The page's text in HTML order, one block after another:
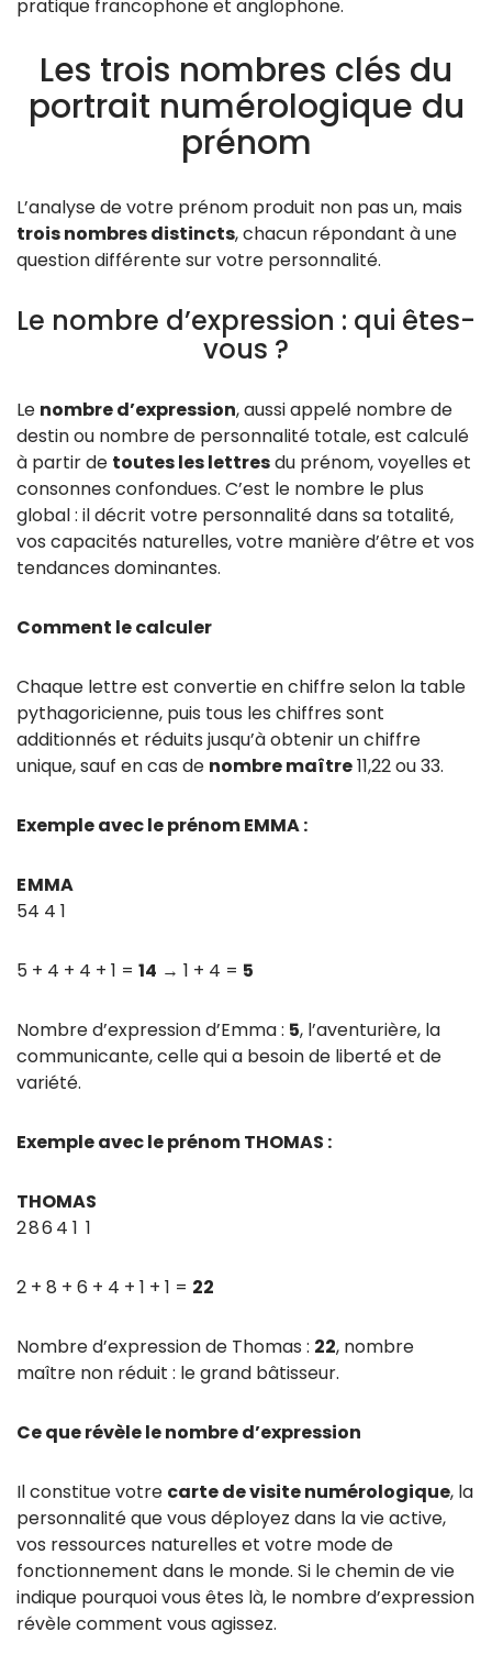
pratique francophone et anglophone.
Les trois nombres clés du
portrait numérologique du
prénom
L’analyse de votre prénom produit non pas un, mais
trois nombres distincts, chacun répondant à une
question différente sur votre personnalité.
Le nombre d’expression : qui êtes-
vous ?
Le nombre d’expression, aussi appelé nombre de
destin ou nombre de personnalité totale, est calculé
à partir de toutes les lettresdu prénom, voyelles et
consonnes confondues. C’est le nombre le plus
global : il décrit votre personnalité dans sa totalité,
vos capacités naturelles, votre manière d’être et vos
tendances dominantes.
Comment le calculer
Chaque lettre est convertie en chiffre selon la table
pythagoricienne, puis tous les chiffres sont
additionnés et réduits jusqu’à obtenir un chiffre
unique, sauf en cas de nombre maître11,22 ou 33.
Exemple avec le prénom EMMA :
EMMA
54 4 1
5 + 4 + 4 + 1 = 14 → 1 + 4 = 5
Nombre d’expression d’Emma : 5, l’aventurière, la
communicante, celle qui a besoin de liberté et de
variété.
Exemple avec le prénom THOMAS :
THOMAS
286 4 1 1
2 + 8 + 6 + 4 + 1 + 1 = 22
Nombre d’expression de Thomas : 22, nombre
maître non réduit : le grand bâtisseur.
Ce que révèle le nombre d’expression
Il constitue votre carte de visite numérologique, la
personnalité que vous déployez dans la vie active,
vos ressources naturelles et votre mode de
fonctionnement dans le monde. Si le chemin de vie
indique pourquoi vous êtes là, le nombre d’expression
révèle comment vous agissez.